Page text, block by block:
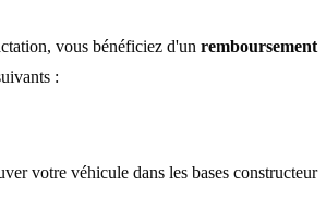
vous bénéficiez d'un remboursement
:
votre véhicule dans les bases constructeur